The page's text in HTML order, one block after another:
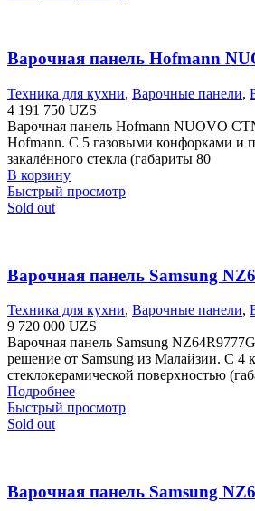
Варочная панель Hofmann
Техника для кухни, Варочные панели,
4 191 750 UZS
Варочная панель Hofmann NUOVO
Hofmann. С 5 газовыми конфорками и
закалённого стекла (габариты 80
В корзину
Быстрый просмотр
Sold out
Варочная панель Samsung
Техника для кухни, Варочные панели,
9 720 000 UZS
Варочная панель Samsung
решение от Samsung из Малайзии. С 4
стеклокерамической поверхностью
Подробнее
Быстрый просмотр
Sold out
Варочная панель Samsung